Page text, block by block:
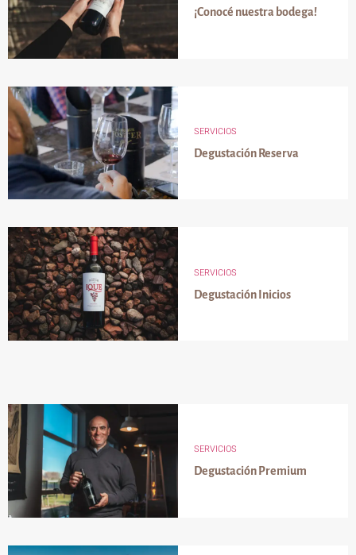
¡Conocé nuestra bodega!
SERVICIOS
Degustación Reserva
SERVICIOS
Degustación Inicios
SERVICIOS
Degustación Premium